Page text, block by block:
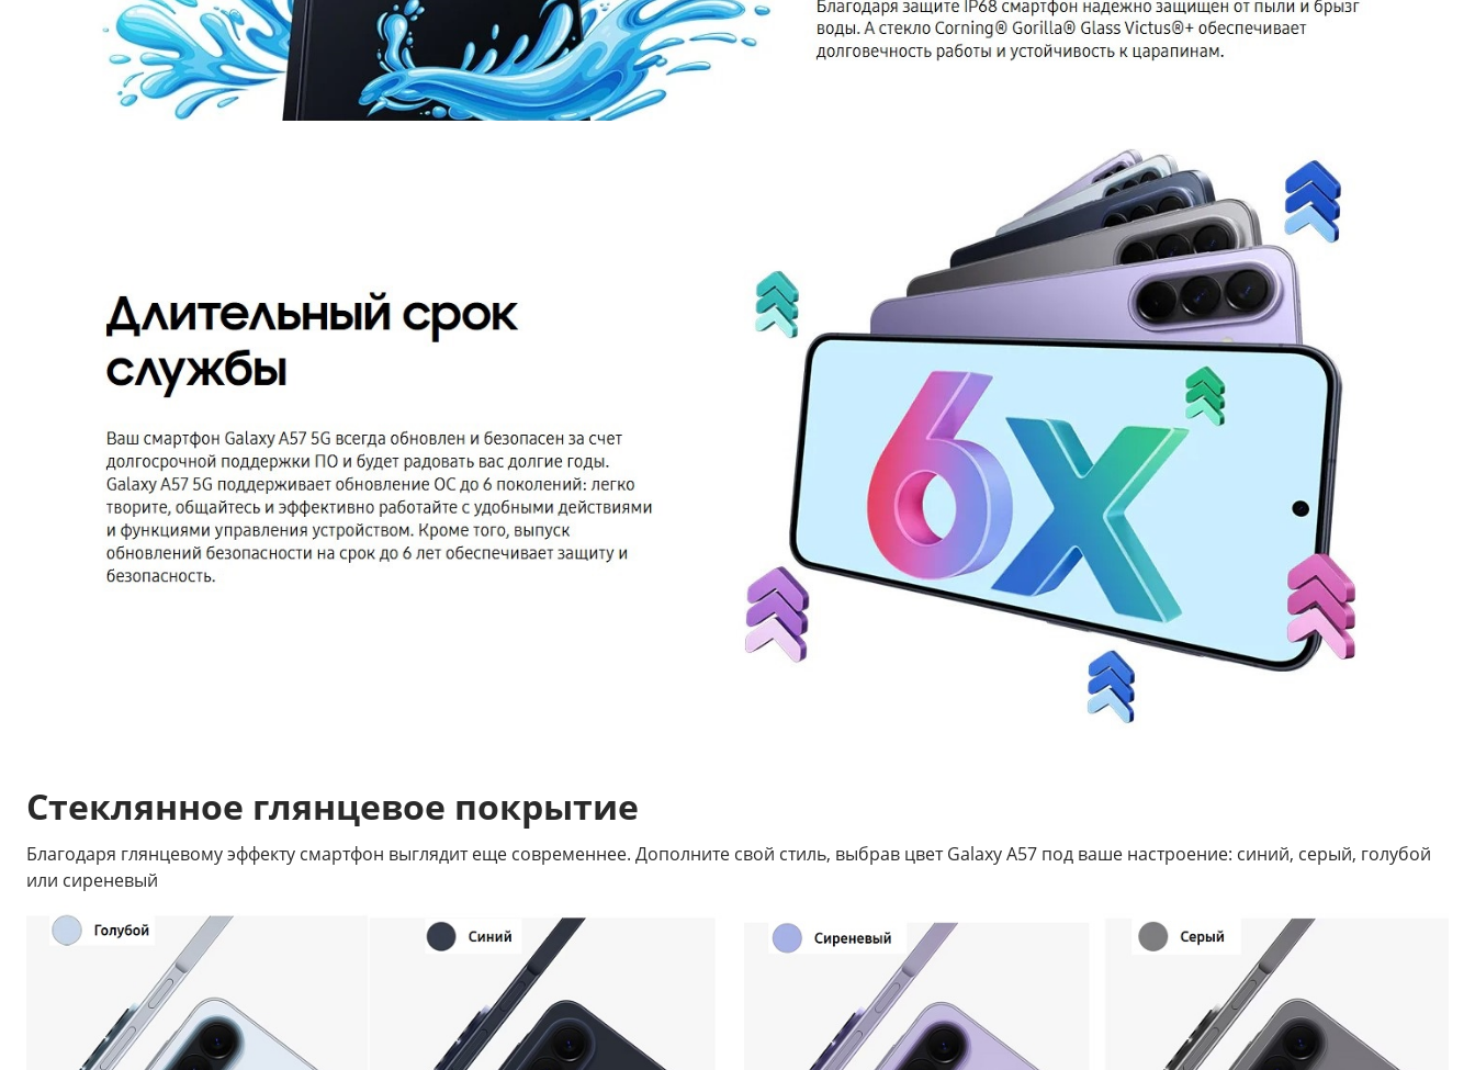
Стеклянное глянцевое покрытие
Благодаря глянцевому эффекту смартфон выглядит еще современнее. Дополните свой стиль, выбрав цвет Galaxy A57 под ваше настроение: синий, серый, голубой
или сиреневый